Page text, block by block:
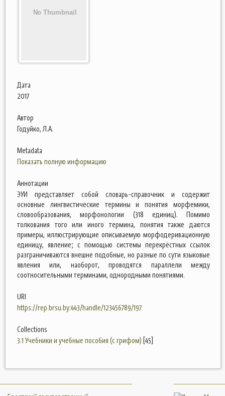
Дата
2017
Автор
Годуйко, Л.А.
Metadata
Показать полную информацию
Аннотации
ЭУИ представляет собой словарь-справочник и содержит
основные лингвистические термины и понятия морфемики,
словообразования, морфонологии (318 единиц). Помимо
толкования того или иного термина, понятия также даются
примеры, иллюстрирующие описываемую морфодеривационную
единицу, явление; с помощью системы перекрёстных ссылок
разграничиваются внешне подобные, но разные по сути языковые
явления или, наоборот, проводятся параллели между
соотносительными терминами, однородными понятиями.
URI
https://rep.brsu.by:443/handle/123456789/197
Collections
3.1 Учебники и учебные пособия (с грифом) [45]